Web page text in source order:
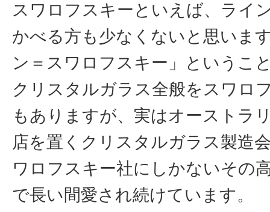
スワロフスキーといえば、ライ
かべる方も少なくないと思いま
ン＝スワロフスキー」というこ
クリスタルガラス全般をスワロ
もありますが、実はオーストラ
店を置くクリスタルガラス製造
ワロフスキー社にしかないその
で長い間愛され続けています。